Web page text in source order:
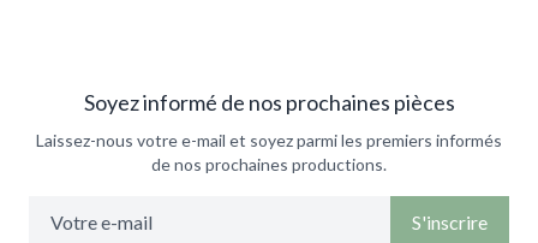
Soyez informé de nos prochaines pièces
Laissez-nous votre e-mail et soyez parmi les premiers informés
de nos prochaines productions.
S'inscrire